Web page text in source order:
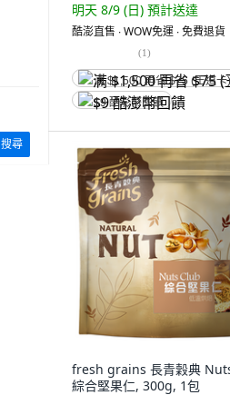
搜尋
明天 8/9 (日) 預計送達
酷澎直售 ∙ WOW免運 ∙ 免費退貨
(1)
满 $1,500 再省 $75 (王道卡)
$9 酷澎幣回饋
fresh grains 長青穀典
綜合堅果仁, 300g, 1包